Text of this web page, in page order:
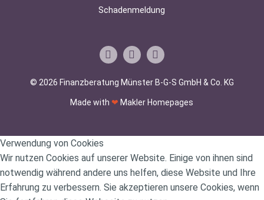
Schadenmeldung
© 2026 Finanzberatung Münster B-G-S GmbH & Co. KG
Made with❤ Makler Homepages
Verwendung von Cookies
Wir nutzen Cookies auf unserer Website. Einige von ihnen sind
notwendig während andere uns helfen, diese Website und Ihre
Erfahrung zu verbessern. Sie akzeptieren unsere Cookies, wenn